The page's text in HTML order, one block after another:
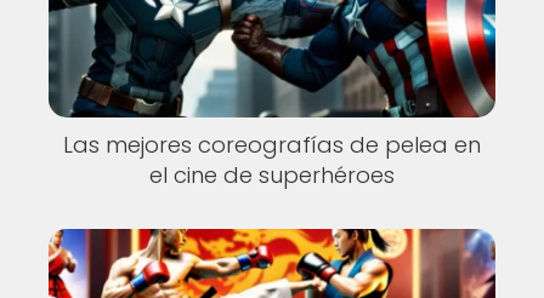
Las mejores coreografías de pelea en
el cine de superhéroes